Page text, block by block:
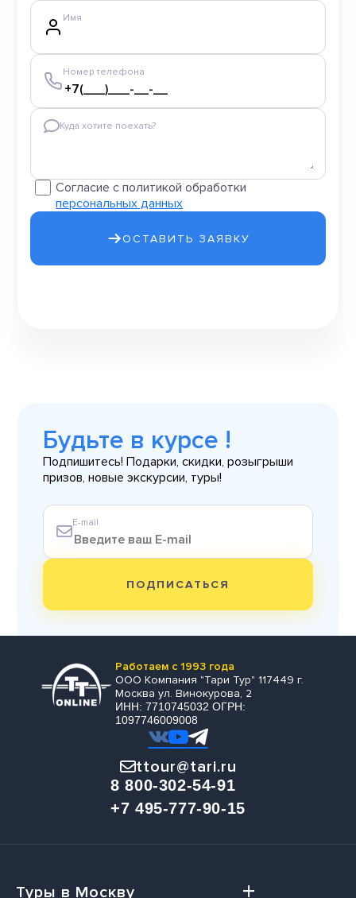
Имя
Номер телефона
Куда хотите поехать?
Согласие с политикой обработки
персональных данных
ОСТАВИТЬ ЗАЯВКУ
Будьте в курсе !
Подпишитесь! Подарки, скидки, розыгрыши
призов, новые экскурсии, туры!
E-mail
ПОДПИСАТЬСЯ
Работаем с 1993 года
ООО Компания "Тари Тур" 117449 г.
Москва ул. Винокурова, 2
ИНН: 7710745032 ОГРН:
1097746009008
ttour@tari.ru
8 800-302-54-91
+7 495-777-90-15
Туры в Москву